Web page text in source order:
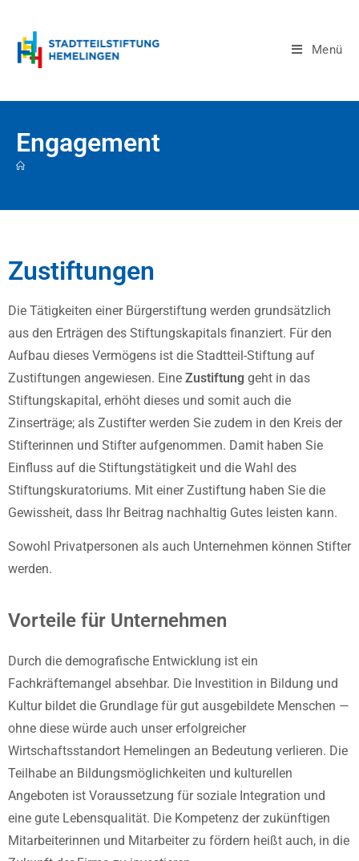
Menü
Engagement
Zustiftungen
Die Tätigkeiten einer Bürgerstiftung werden grundsätzlich
aus den Erträgen des Stiftungskapitals finanziert. Für den
Aufbau dieses Vermögens ist die Stadtteil-Stiftung auf
Zustiftungen angewiesen. Eine Zustiftung geht in das
Stiftungskapital, erhöht dieses und somit auch die
Zinserträge; als Zustifter werden Sie zudem in den Kreis der
Stifterinnen und Stifter aufgenommen. Damit haben Sie
Einfluss auf die Stiftungstätigkeit und die Wahl des
Stiftungskuratoriums. Mit einer Zustiftung haben Sie die
Gewissheit, dass Ihr Beitrag nachhaltig Gutes leisten kann.
Sowohl Privatpersonen als auch Unternehmen können Stifter
werden.
Vorteile für Unternehmen
Durch die demografische Entwicklung ist ein
Fachkräftemangel absehbar. Die Investition in Bildung und
Kultur bildet die Grundlage für gut ausgebildete Menschen —
ohne diese würde auch unser erfolgreicher
Wirtschaftsstandort Hemelingen an Bedeutung verlieren. Die
Teilhabe an Bildungsmöglichkeiten und kulturellen
Angeboten ist Voraussetzung für soziale Integration und
eine gute Lebensqualität. Die Kompetenz der zukünftigen
Mitarbeiterinnen und Mitarbeiter zu fördern heißt auch, in die